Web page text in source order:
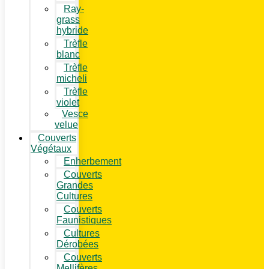
Ray-
grass
hybride
Trèfle
blanc
Trèfle
micheli
Trèfle
violet
Vesce
velue
Couverts
Végétaux
Enherbement
Couverts
Grandes
Cultures
Couverts
Faunistiques
Cultures
Dérobées
Couverts